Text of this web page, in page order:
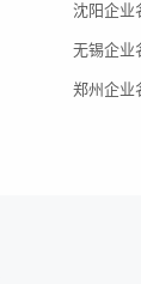
沈阳企业
无锡企业
郑州企业